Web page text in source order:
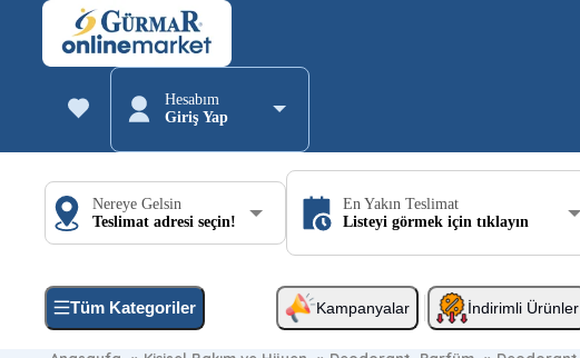
Hesabım
Giriş Yap
Nereye Gelsin
Teslimat adresi seçin!
En Yakın Teslimat
Listeyi görmek için tıklayın
Tüm Kategoriler Kampanyalar İndirimli Ürünler